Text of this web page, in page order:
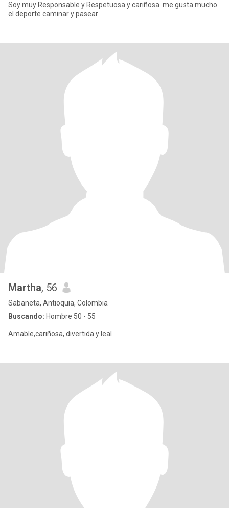
Soy muy Responsable y Respetuosa y cariñosa .me gusta mucho
el deporte caminar y pasear
Martha, 56
Sabaneta, Antioquia, Colombia
Buscando: Hombre 50 - 55
Amable,cariñosa, divertida y leal